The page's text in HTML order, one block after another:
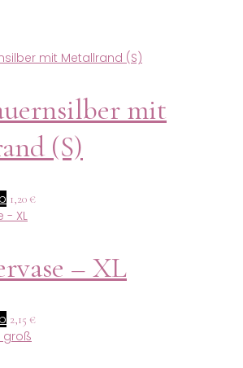
mit
(S)
1,20 €
– XL
2,15 €